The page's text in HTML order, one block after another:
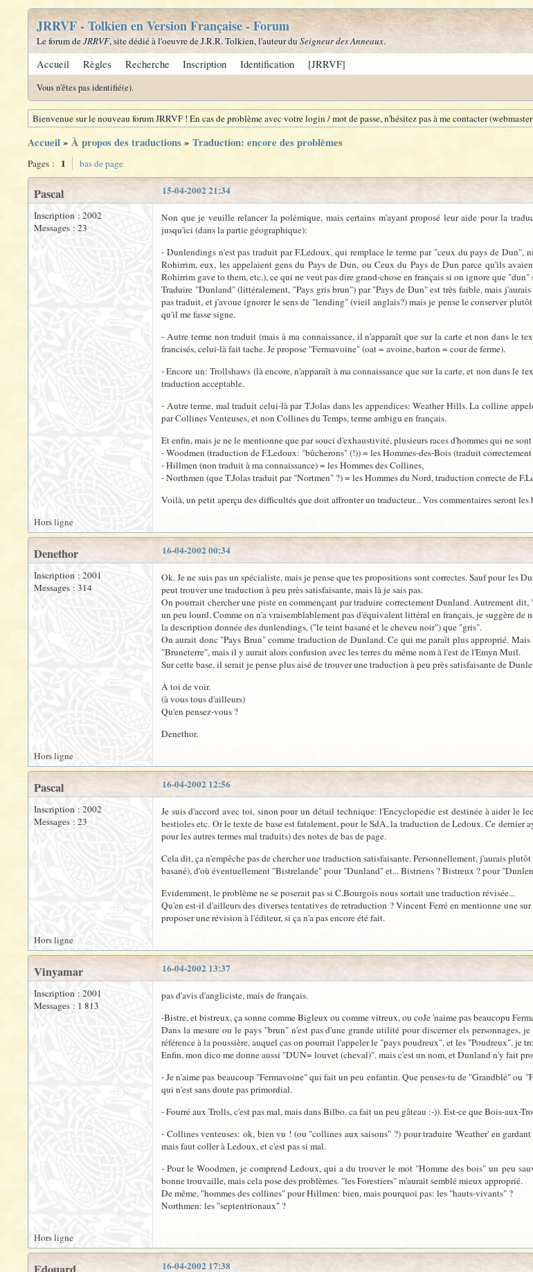
JRRVF - Tolkien en Version Française - Forum
Le forum deJRRVF, site dédié à l'oeuvre de J.R.R. Tolkien, l'auteur du Seigneur des Anneaux.
Accueil Règles Recherche Inscription Identification [JRRVF]
Vous n'êtes pas identifié(e).
Bienvenue sur le nouveau forum JRRVF ! En cas de problème avec votre login / mot de passe, n'hésitez pas à me contacter
Accueil» À propos des traductions» Traduction: encore des problèmes
Pages : 1 bas de page
15-04-2002 21:34
Pascal
Inscription : 2002
Messages : 23
Non que je veuille relancer la polémique, mais certains m'ayant proposé leur aide pour la
jusqu'ici (dans la partie géographique):
- Dunlendings n'est pas traduit par F.Ledoux, qui remplace le terme par "ceux du pays de
Rohirrim, eux, les appelaient gens du Pays de Dun, ou Ceux du Pays de Dun parce qu'ils
Rohirrim gave to them, etc.), ce qui ne veut pas dire grand-chose en français si on ignore que
Traduire "Dunland" (littéralement, "Pays gris brun") par "Pays de Dun" est très faible, mais
pas traduit, et j'avoue ignorer le sens de "lending" (vieil anglais?) mais je pense le conserver
qu'il me fasse signe.
- Autre terme non traduit (mais à ma connaissance, il n'apparaît que sur la carte et non dans le
francisés, celui-là fait tache. Je propose "Fermavoine" (oat = avoine, barton = cour de ferme).
- Encore un: Trollshaws (là encore, n'apparaît à ma connaissance que sur la carte, et non dans le
traduction acceptable.
- Autre terme, mal traduit celui-là par T.Jolas dans les appendices: Weather Hills. La colline
par Collines Venteuses, et non Collines du Temps, terme ambigu en français.
Et enfin, mais je ne le mentionne que par souci d'exhaustivité, plusieurs races d'hommes qui ne
- Woodmen (traduction de F.Ledoux: "bûcherons" (!)) = les Hommes-des-Bois (traduit correctement
- Hillmen (non traduit à ma connaissance) = les Hommes des Collines,
- Northmen (que T.Jolas traduit par "Nortmen" ?) = les Hommes du Nord, traduction correcte de
Voilà, un petit aperçu des difficultés que doit affronter un traducteur... Vos commentaires seront les
Hors ligne
16-04-2002 00:34
Denethor
Inscription : 2001
Messages : 314
Ok. Je ne suis pas un spécialiste, mais je pense que tes propositions sont correctes. Sauf pour les
peut trouver une traduction à peu près satisfaisante, mais là je sais pas.
On pourrait chercher une piste en commençant par traduire correctement Dunland. Autrement
un peu lourd. Comme on n'a vraisemblablement pas d'équivalent littéral en français, je suggère
la description donnée des dunlendings, ("le teint basané et le cheveu noir") que "gris".
On aurait donc "Pays Brun" comme traduction de Dunland. Ce qui me paraît plus approprié.
"Bruneterre", mais il y aurait alors confusion avec les terres du même nom à l'est de l'Emyn Muil.
Sur cette base, il serait je pense plus aisé de trouver une traduction à peu près satisfaisante de
À toi de voir.
(à vous tous d'ailleurs)
Qu'en pensez-vous ?
Denethor.
Hors ligne
16-04-2002 12:56
Pascal
Inscription : 2002
Messages : 23
Je suis d'accord avec toi, sinon pour un détail technique: l'Encyclopédie est destinée à aider le
bestioles etc. Or le texte de base est fatalement, pour le SdA, la traduction de Ledoux. Ce
pour les autres termes mal traduits) des notes de bas de page.
Cela dit, ça n'empêche pas de chercher une traduction satisfaisante. Personnellement, j'aurais
basané), d'où éventuellement "Bistrelande" pour "Dunland" et... Bistriens ? Bistreux ? pour
Evidemment, le problème ne se poserait pas si C.Bourgois nous sortait une traduction révisée...
Qu'en est-il d'ailleurs des diverses tentatives de retraduction ? Vincent Ferré en mentionne une
proposer une révision à l'éditeur, si ça n'a pas encore été fait.
Hors ligne
16-04-2002 13:37
Vinyamar
Inscription : 2001
Messages : 1 813
pas d'avis d'angliciste, mais de français.
-Bistre, et bistreux, ça sonne comme Bigleux ou comme vitreux, ou coJe 'naime pas beaucopu
Dans la mesure ou le pays "brun" n'est pas d'une grande utilité pour discerner els
référence à la poussière, auquel cas on pourrait l'appeler le "pays poudreux", et les "Poudreux". je
Enfin, mon dico me donne aussi "DUN= louvet (cheval)". mais c'est un nom, et Dunland n'y fait
- Je n'aime pas beaucoup "Fermavoine" qui fait un peu enfantin. Que penses-tu de "Grandblé" ou
qui n'est sans doute pas primordial.
- Fourré aux Trolls, c'est pas mal, mais dans Bilbo. ca fait un peu gâteau :-)). Est-ce que Bois-
- Collines venteuses: ok, bien vu ! (ou "collines aux saisons" ?) pour traduire 'Weather' en
mais faut coller à Ledoux, et c'est pas si mal.
- Pour le Woodmen, je comprend Ledoux, qui a du trouver le mot "Homme des bois" un peu
bonne trouvaille, mais cela pose des problèmes. "les Forestiers" m'aurait semblé mieux approprié.
De même, "hommes des collines" pour Hillmen: bien, mais pourquoi pas: les "hauts-vivants" ?
Northmen: les "septentrionaux" ?
Hors ligne
16-04-2002 17:38